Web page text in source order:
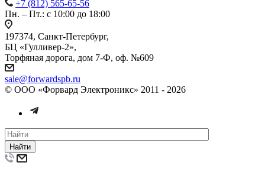
+7 (812) 565-65-56
Пн. – Пт.: с 10:00 до 18:00
197374, Санкт-Петербург,
БЦ «Гулливер-2»,
Торфяная дорога, дом 7-Ф, оф. №609
sale@forwardspb.ru
© ООО «Форвард Электроникс» 2011 - 2026
Найти